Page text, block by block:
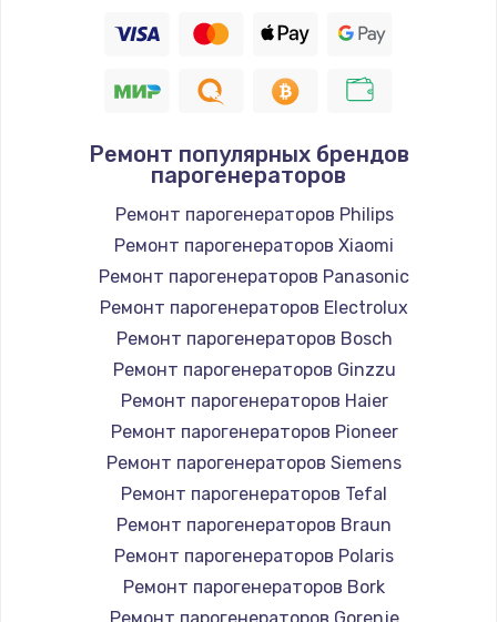
2500 руб.
1400 руб.
Заказать
Замена / ремонт электронного модуля
Заказать
Заказать
Замена платы сенсора
Заказать
Ремонт популярных брендов
парогенераторов
Ремонт парогенераторов Philips
Ремонт парогенераторов Xiaomi
Ремонт парогенераторов Panasonic
Ремонт парогенераторов Electrolux
Ремонт парогенераторов Bosch
Ремонт парогенераторов Ginzzu
Ремонт парогенераторов Haier
Ремонт парогенераторов Pioneer
Ремонт парогенераторов Siemens
Ремонт парогенераторов Tefal
Ремонт парогенераторов Braun
Ремонт парогенераторов Polaris
Ремонт парогенераторов Bork
Ремонт парогенераторов Gorenje